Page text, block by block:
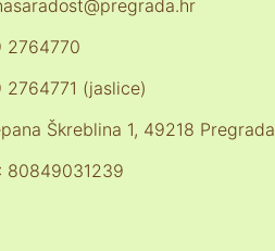
2764770
2764771 (jaslice)
Škreblina 1, 49218 Pregrada
80849031239